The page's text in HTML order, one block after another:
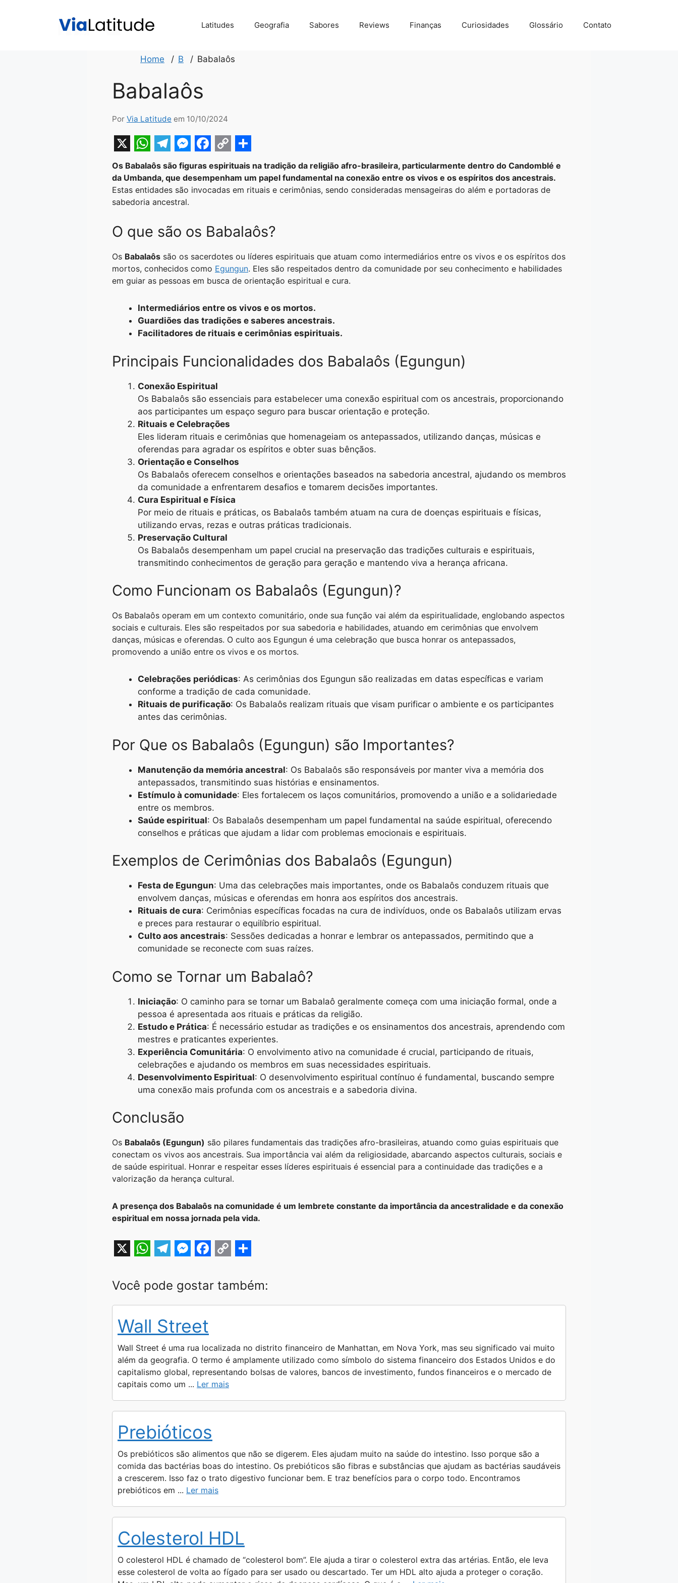
Latitudes Geografia Sabores Reviews Finanças Curiosidades Glossário Contato
Home B Babalaôs
Babalaôs
Por Via Latitude em 10/10/2024
X W
h
a
t
s
A
p
p
T
e
l
e
g
r
a
m
M
e
s
s
e
n
g
e
r
F
a
c
b
o
o
k
C
o
p
L
i
n
k
S
h
a
e
Os Babalaôs são figuras espirituais na tradição da religião afro-brasileira, particularmente dentro do Candomblé e
da Umbanda, que desempenham um papel fundamental na conexão entre os vivos e os espíritos dos ancestrais.
Estas entidades são invocadas em rituais e cerimônias, sendo consideradas mensageiras do além e portadoras de
sabedoria ancestral.
O que são os Babalaôs?
Os Babalaôs são os sacerdotes ou líderes espirituais que atuam como intermediários entre os vivos e os espíritos dos
mortos, conhecidos como Egungun. Eles são respeitados dentro da comunidade por seu conhecimento e habilidades
em guiar as pessoas em busca de orientação espiritual e cura.
Intermediários entre os vivos e os mortos.
Guardiões das tradições e saberes ancestrais.
Facilitadores de rituais e cerimônias espirituais.
Principais Funcionalidades dos Babalaôs (Egungun)
Conexão Espiritual
Os Babalaôs são essenciais para estabelecer uma conexão espiritual com os ancestrais, proporcionando
aos participantes um espaço seguro para buscar orientação e proteção.
Rituais e Celebrações
Eles lideram rituais e cerimônias que homenageiam os antepassados, utilizando danças, músicas e
oferendas para agradar os espíritos e obter suas bênçãos.
Orientação e Conselhos
Os Babalaôs oferecem conselhos e orientações baseados na sabedoria ancestral, ajudando os membros
da comunidade a enfrentarem desafios e tomarem decisões importantes.
Cura Espiritual e Física
Por meio de rituais e práticas, os Babalaôs também atuam na cura de doenças espirituais e físicas,
utilizando ervas, rezas e outras práticas tradicionais.
Preservação Cultural
Os Babalaôs desempenham um papel crucial na preservação das tradições culturais e espirituais,
transmitindo conhecimentos de geração para geração e mantendo viva a herança africana.
Como Funcionam os Babalaôs (Egungun)?
Os Babalaôs operam em um contexto comunitário, onde sua função vai além da espiritualidade, englobando aspectos
sociais e culturais. Eles são respeitados por sua sabedoria e habilidades, atuando em cerimônias que envolvem
danças, músicas e oferendas. O culto aos Egungun é uma celebração que busca honrar os antepassados,
promovendo a união entre os vivos e os mortos.
Celebrações periódicas: As cerimônias dos Egungun são realizadas em datas específicas e variam
conforme a tradição de cada comunidade.
Rituais de purificação: Os Babalaôs realizam rituais que visam purificar o ambiente e os participantes
antes das cerimônias.
Por Que os Babalaôs (Egungun) são Importantes?
Manutenção da memória ancestral: Os Babalaôs são responsáveis por manter viva a memória dos
antepassados, transmitindo suas histórias e ensinamentos.
Estímulo à comunidade: Eles fortalecem os laços comunitários, promovendo a união e a solidariedade
entre os membros.
Saúde espiritual: Os Babalaôs desempenham um papel fundamental na saúde espiritual, oferecendo
conselhos e práticas que ajudam a lidar com problemas emocionais e espirituais.
Exemplos de Cerimônias dos Babalaôs (Egungun)
Festa de Egungun: Uma das celebrações mais importantes, onde os Babalaôs conduzem rituais que
envolvem danças, músicas e oferendas em honra aos espíritos dos ancestrais.
Rituais de cura: Cerimônias específicas focadas na cura de indivíduos, onde os Babalaôs utilizam ervas
e preces para restaurar o equilíbrio espiritual.
Culto aos ancestrais: Sessões dedicadas a honrar e lembrar os antepassados, permitindo que a
comunidade se reconecte com suas raízes.
Como se Tornar um Babalaô?
Iniciação: O caminho para se tornar um Babalaô geralmente começa com uma iniciação formal, onde a
pessoa é apresentada aos rituais e práticas da religião.
Estudo e Prática: É necessário estudar as tradições e os ensinamentos dos ancestrais, aprendendo com
mestres e praticantes experientes.
Experiência Comunitária: O envolvimento ativo na comunidade é crucial, participando de rituais,
celebrações e ajudando os membros em suas necessidades espirituais.
Desenvolvimento Espiritual: O desenvolvimento espiritual contínuo é fundamental, buscando sempre
uma conexão mais profunda com os ancestrais e a sabedoria divina.
Conclusão
Os Babalaôs (Egungun) são pilares fundamentais das tradições afro-brasileiras, atuando como guias espirituais que
conectam os vivos aos ancestrais. Sua importância vai além da religiosidade, abarcando aspectos culturais, sociais e
de saúde espiritual. Honrar e respeitar esses líderes espirituais é essencial para a continuidade das tradições e a
valorização da herança cultural.
A presença dos Babalaôs na comunidade é um lembrete constante da importância da ancestralidade e da conexão
espiritual em nossa jornada pela vida.
h
a
s
A
p
p
e
l
g
r
a
m
e
s
e
n
g
e
r
a
c
b
o
o
k
o
p
i
n
k
h
a
Você pode gostar também:
Wall Street
Wall Street é uma rua localizada no distrito financeiro de Manhattan, em Nova York, mas seu significado vai muito
além da geografia. O termo é amplamente utilizado como símbolo do sistema financeiro dos Estados Unidos e do
capitalismo global, representando bolsas de valores, bancos de investimento, fundos financeiros e o mercado de
capitais como um ... Ler mais
Prebióticos
Os prebióticos são alimentos que não se digerem. Eles ajudam muito na saúde do intestino. Isso porque são a
comida das bactérias boas do intestino. Os prebióticos são fibras e substâncias que ajudam as bactérias saudáveis
a crescerem. Isso faz o trato digestivo funcionar bem. E traz benefícios para o corpo todo. Encontramos
prebióticos em ... Ler mais
Colesterol HDL
O colesterol HDL é chamado de “colesterol bom”. Ele ajuda a tirar o colesterol extra das artérias. Então, ele leva
esse colesterol de volta ao fígado para ser usado ou descartado. Ter um HDL alto ajuda a proteger o coração.